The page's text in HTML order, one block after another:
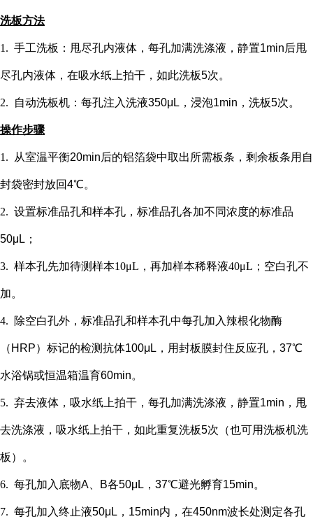
洗板方法
1. 手工洗板：甩尽孔内液体，每孔加满洗涤液，静置1min后甩
尽孔内液体，在吸水纸上拍干，如此洗板5次。
2. 自动洗板机：每孔注入洗液350μL，浸泡1min，洗板5次。
操作步骤
1. 从室温平衡20min后的铝箔袋中取出所需板条，剩余板条用自
封袋密封放回4℃。
2. 设置标准品孔和样本孔 ，标准品孔各加不同浓度的标准品
50μL；
3. 样本孔先加待测样本10μL，再加样本稀释液40μL； 空白孔不
加。
4. 除空白孔外， 标准品孔和样本孔中每孔加入辣根化物酶
（ HRP）标记的检测抗体100μL，用封板膜封住反应孔，37℃
水浴锅或恒温箱温育60min。
5. 弃去液体，吸水纸上拍干，每孔加满洗涤液，静置1min，甩
去洗涤液，吸水纸上拍干，如此重复洗板5次（也可用洗板机洗
板）。
6. 每孔加入底物A、B各50μL，37℃避光孵育15min。
7. 每孔加入终止液50μL，15min内，在450nm波长处测定各孔